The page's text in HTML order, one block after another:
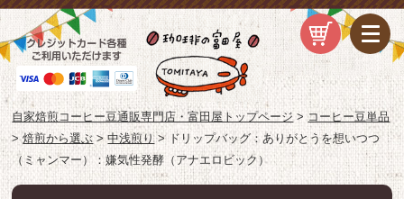
自家焙煎コーヒー豆通販専門店・富田屋トップページ>コーヒー豆単品
>焙煎から選ぶ >中浅煎り> ドリップバッグ：ありがとうを想いつつ
（ミャンマー）：嫌気性発酵（アナエロビック）